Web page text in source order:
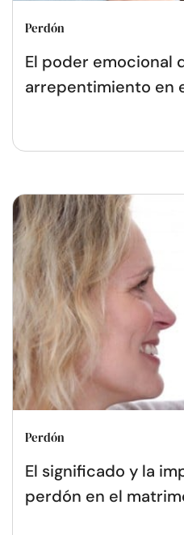
Perdón
El poder emocional
arrepentimiento en
Perdón
El significado y la
perdón en el